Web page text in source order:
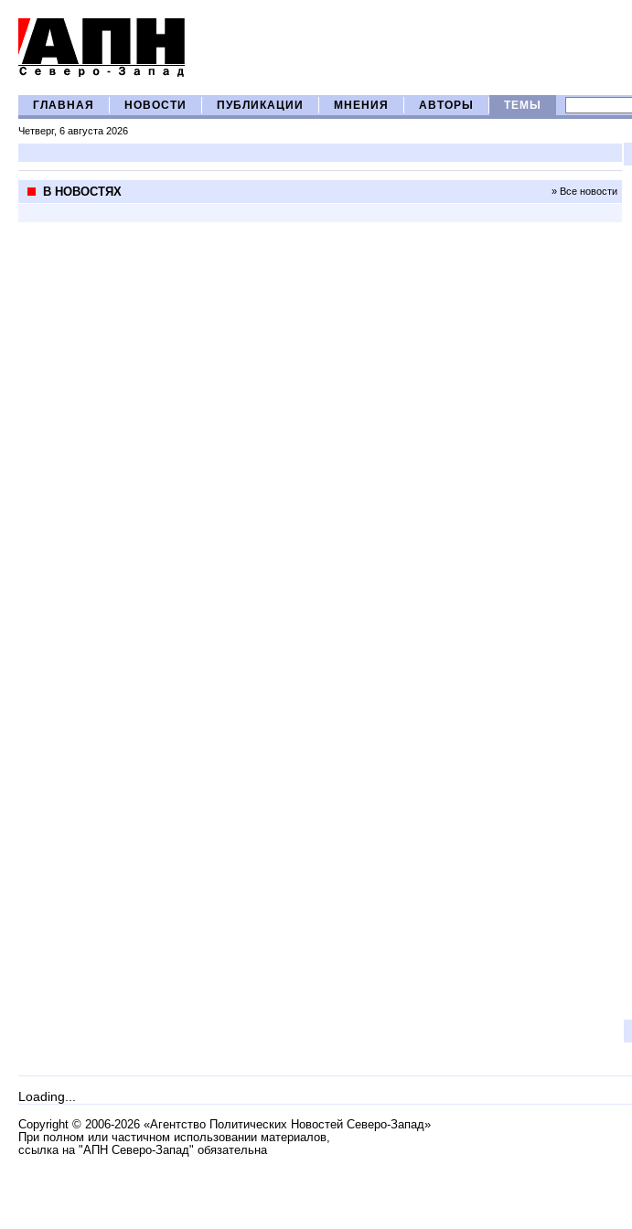
ГЛАВНАЯ НОВОСТИ ПУБЛИКАЦИИ МНЕНИЯ АВТОРЫ ТЕМЫ
Четверг, 6 августа 2026
В НОВОСТЯХ » Все новости
Loading...
Copyright © 2006-2026 «Агентство Политических Новостей Северо-Запад»
При полном или частичном использовании материалов,
ссылка на "АПН Северо-Запад" обязательна